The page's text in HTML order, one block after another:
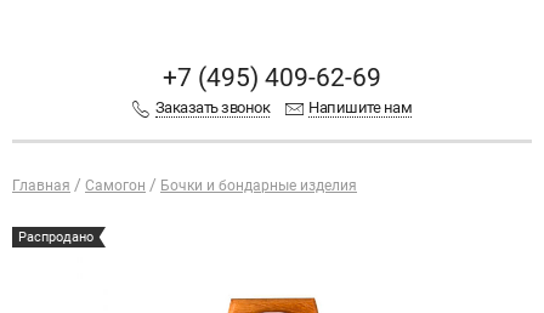
+7 (495) 409-62-69
Заказать звонок Напишите нам
Главная Самогон Бочки и бондарные изделия
Распродано